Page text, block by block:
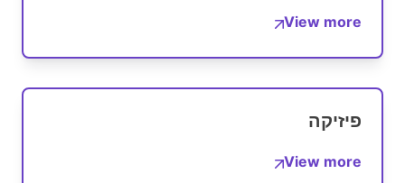
View more
פיזיקה
View more